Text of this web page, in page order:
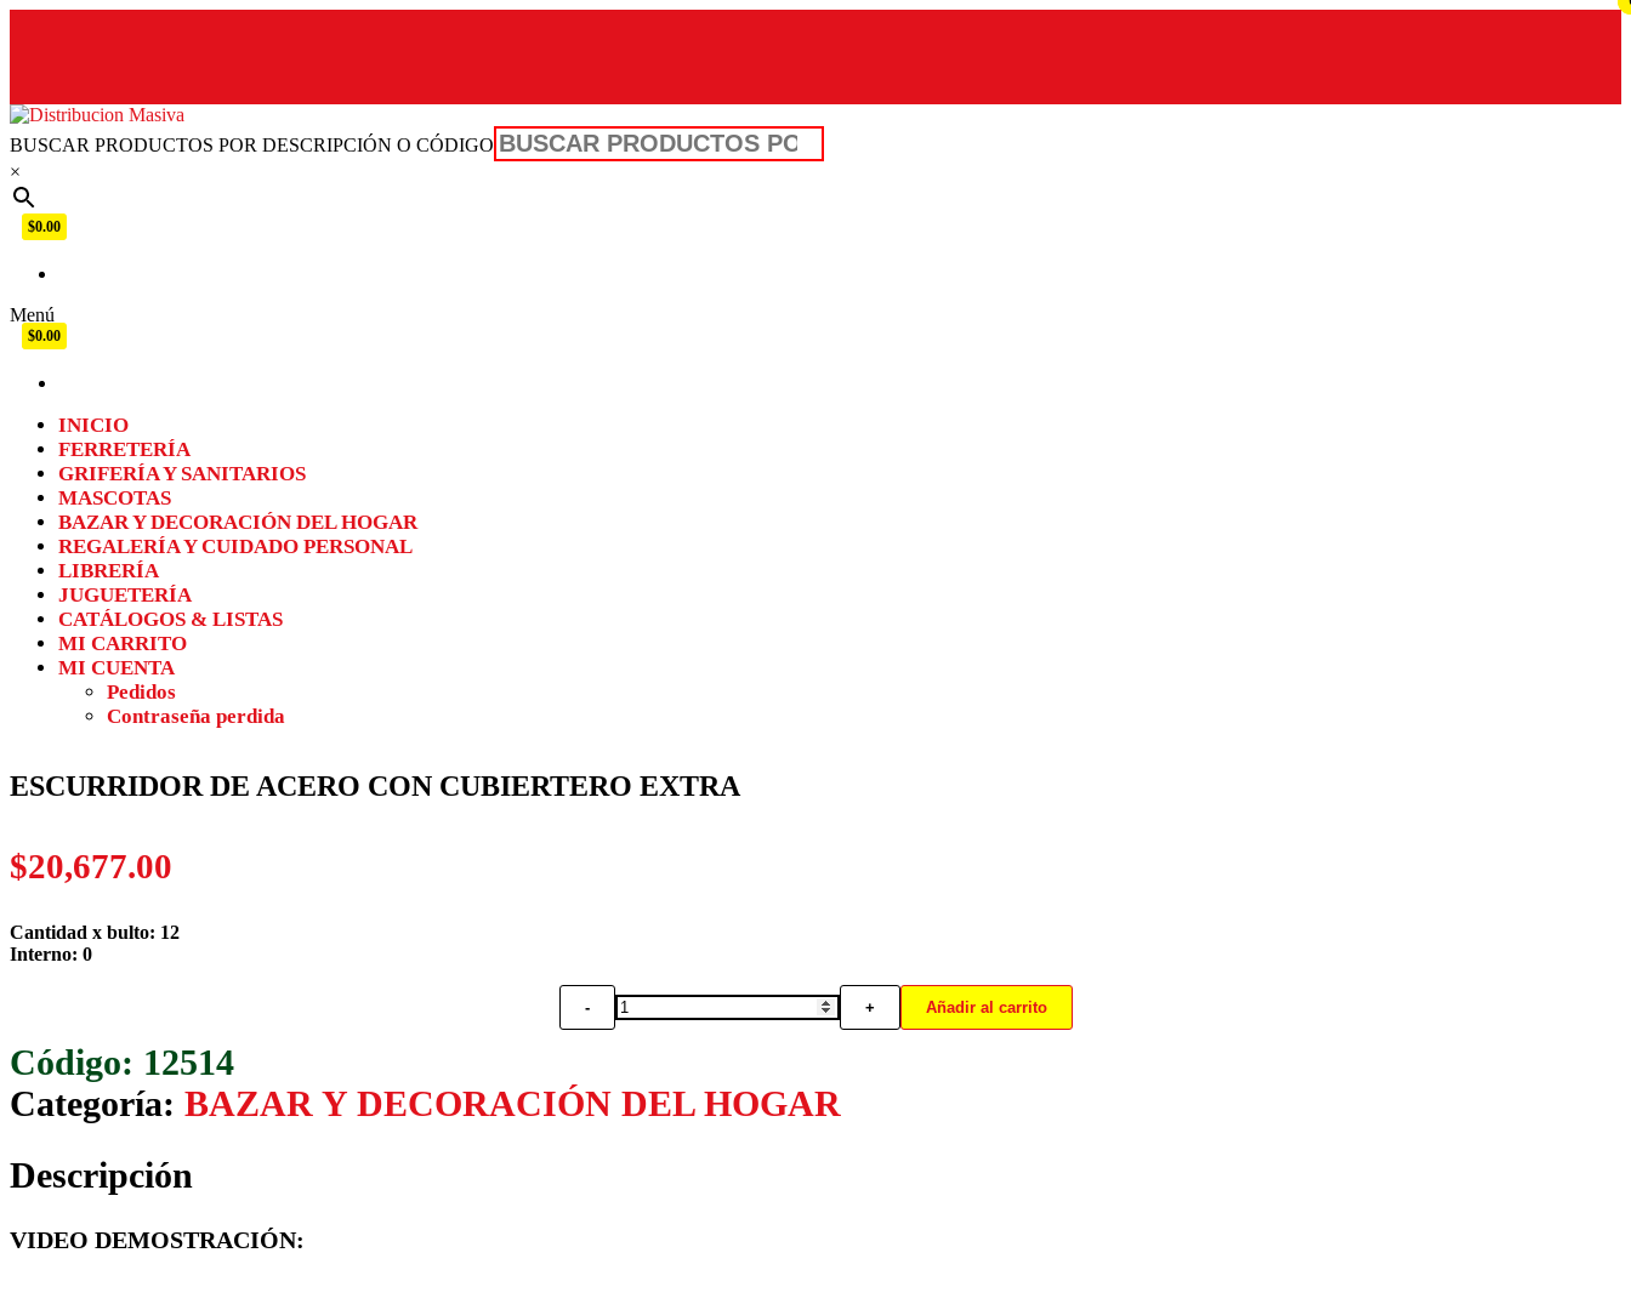
Distribucion Masiva
BUSCAR PRODUCTOS POR DESCRIPCIÓN O CÓDIGO
×
$0.00
Menú
$0.00
INICIO
FERRETERÍA
GRIFERÍA Y SANITARIOS
MASCOTAS
BAZAR Y DECORACIÓN DEL HOGAR
REGALERÍA Y CUIDADO PERSONAL
LIBRERÍA
JUGUETERÍA
CATÁLOGOS & LISTAS
MI CARRITO
MI CUENTA
Pedidos
Contraseña perdida
ESCURRIDOR DE ACERO CON CUBIERTERO EXTRA
$20,677.00
Cantidad x bulto: 12
Interno: 0
-
ESCURRIDOR
ACERO
CON
+ Añadir al carrito
12514
Categoría: BAZAR Y DECORACIÓN DEL HOGAR
Descripción
VIDEO DEMOSTRACIÓN: